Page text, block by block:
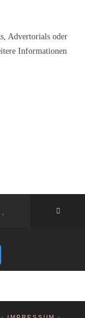
Advertorials oder
Informationen